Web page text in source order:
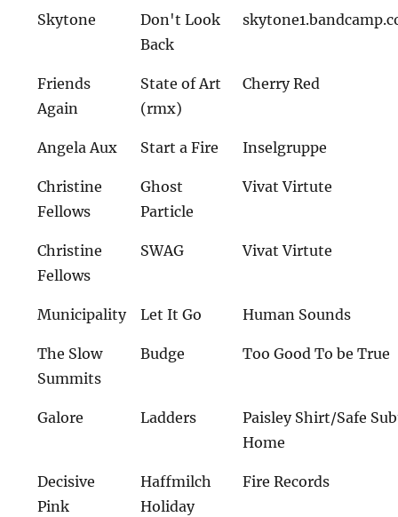
Skytone
Don't Look
Back
Friends
Again
State of Art
(rmx)
Cherry Red
Angela Aux Start a Fire Inselgruppe
Christine
Fellows
Ghost
Particle
Vivat Virtute
Christine
Fellows
SWAG Vivat Virtute
Municipality Let It Go Human Sounds
The Slow
Summits
Budge Too Good To be True
Galore Ladders
Paisley Shirt/Safe
Home
Decisive
Pink
Haffmilch
Holiday
Fire Records